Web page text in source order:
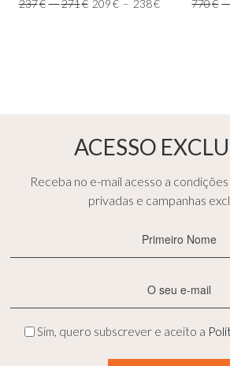
237€ –271€ 209€ – 238€ 770€
ACESSO
Receba no e-mail acesso a
privadas e campanhas
Nome
mail
Sim, quero subscrever e aceito a